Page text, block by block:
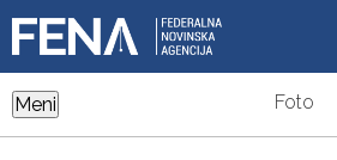
Meni Foto